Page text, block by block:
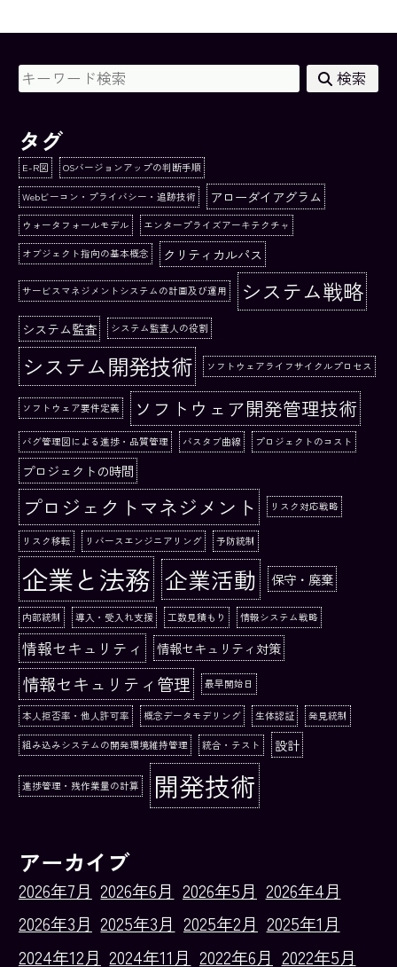
検索
タグ
E-R図 OSバージョンアップの判断手順
Webビーコン・プライバシー・追跡技術 アローダイアグラム
ウォータフォールモデル エンタープライズアーキテクチャ
オブジェクト指向の基本概念 クリティカルパス
サービスマネジメントシステムの計画及び運用 システム戦略
システム監査 システム監査人の役割
システム開発技術 ソフトウェアライフサイクルプロセス
ソフトウェア要件定義 ソフトウェア開発管理技術
バグ管理図による進捗・品質管理 バスタブ曲線 プロジェクトのコスト
プロジェクトの時間
プロジェクトマネジメント リスク対応戦略
リスク移転 リバースエンジニアリング 予防統制
企業と法務 企業活動 保守・廃棄
内部統制 導入・受入れ支援 工数見積もり 情報システム戦略
情報セキュリティ 情報セキュリティ対策
情報セキュリティ管理 最早開始日
本人拒否率・他人許可率 概念データモデリング 生体認証 発見統制
組み込みシステムの開発環境維持管理 統合・テスト 設計
進捗管理・残作業量の計算 開発技術
アーカイブ
2026年7月 2026年6月 2026年5月 2026年4月
2026年3月 2025年3月 2025年2月 2025年1月
2024年12月 2024年11月 2022年6月 2022年5月